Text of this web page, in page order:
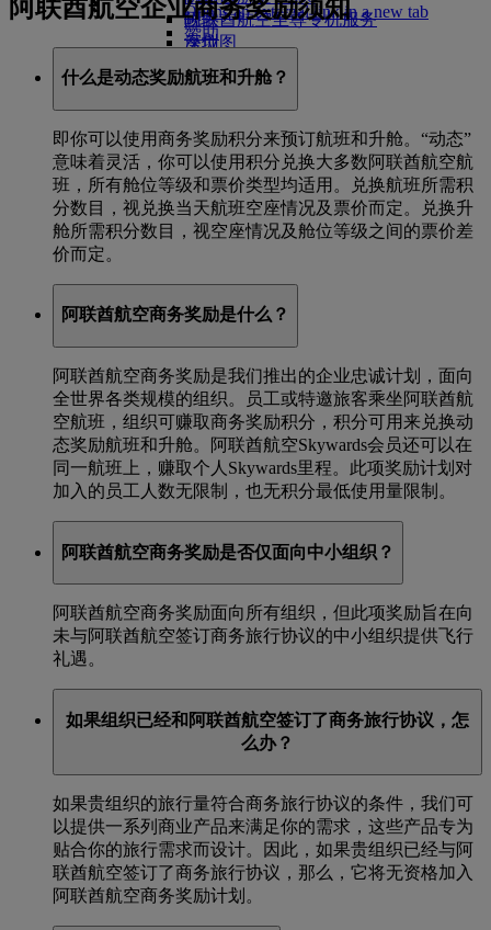
阿联酋航空至尊专机服务
座位图
Opens an external link in a new tab
赞助
岘港
深圳
暹粒
阿联酋航空企业商务奖励须知
什么是动态奖励航班和升舱？
即你可以使用商务奖励积分来预订航班和升舱。“动态”
意味着灵活，你可以使用积分兑换大多数阿联酋航空航
班，所有舱位等级和票价类型均适用。兑换航班所需积
分数目，视兑换当天航班空座情况及票价而定。兑换升
舱所需积分数目，视空座情况及舱位等级之间的票价差
价而定。
阿联酋航空商务奖励是什么？
阿联酋航空商务奖励是我们推出的企业忠诚计划，面向
全世界各类规模的组织。员工或特邀旅客乘坐阿联酋航
空航班，组织可赚取商务奖励积分，积分可用来兑换动
态奖励航班和升舱。阿联酋航空Skywards会员还可以在
同一航班上，赚取个人Skywards里程。此项奖励计划对
加入的员工人数无限制，也无积分最低使用量限制。
阿联酋航空商务奖励是否仅面向中小组织？
阿联酋航空商务奖励面向所有组织，但此项奖励旨在向
未与阿联酋航空签订商务旅行协议的中小组织提供飞行
礼遇。
如果组织已经和阿联酋航空签订了商务旅行协议，怎
么办？
如果贵组织的旅行量符合商务旅行协议的条件，我们可
以提供一系列商业产品来满足你的需求，这些产品专为
贴合你的旅行需求而设计。因此，如果贵组织已经与阿
联酋航空签订了商务旅行协议，那么，它将无资格加入
阿联酋航空商务奖励计划。